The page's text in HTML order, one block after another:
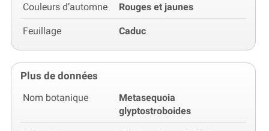
Couleurs d’automne Rouges et jaunes
Feuillage Caduc
Plus de données
Nom botanique
Metasequoia
glyptostroboides